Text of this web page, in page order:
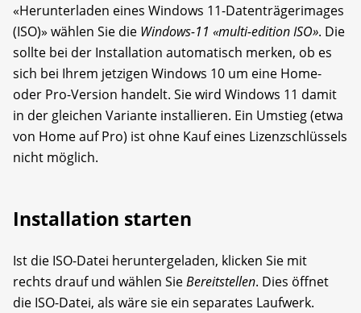
«Herunterladen eines Windows 11-Datenträgerimages
(ISO)» wählen Sie die Windows-11 «multi-edition ISO». Die
sollte bei der Installation automatisch merken, ob es
sich bei Ihrem jetzigen Windows 10 um eine Home-
oder Pro-Version handelt. Sie wird Windows 11 damit
in der gleichen Variante installieren. Ein Umstieg (etwa
von Home auf Pro) ist ohne Kauf eines Lizenzschlüssels
nicht möglich.
Installation starten
Ist die ISO-Datei heruntergeladen, klicken Sie mit
rechts drauf und wählen SieBereitstellen. Dies öffnet
die ISO-Datei, als wäre sie ein separates Laufwerk.